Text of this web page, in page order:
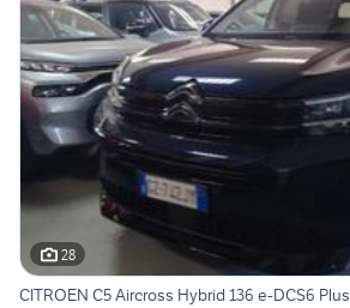
28
CITROEN C5 Aircross Hybrid 136 e-DCS6 Plus